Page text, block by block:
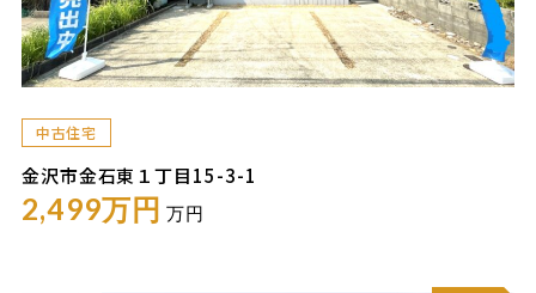
中古住宅
金沢市金石東１丁目15-3-1
2,499万円 万円